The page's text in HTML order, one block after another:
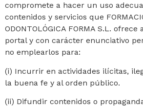
compromete a hacer un uso
contenidos y servicios que
ODONTOLÓGICA FORMA S.L.
portal y con carácter enunciativo
no emplearlos para:
(i) Incurrir en actividades ilícitas,
la buena fe y al orden público.
(ii) Difundir contenidos o